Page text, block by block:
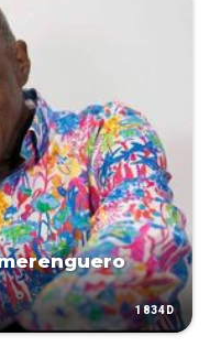
1834D